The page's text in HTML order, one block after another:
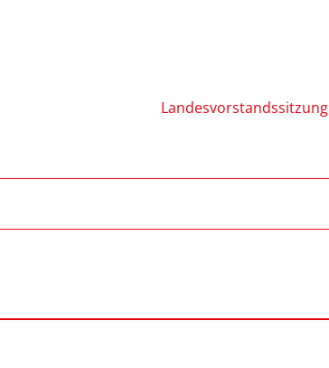
Landesvorstandssitzung